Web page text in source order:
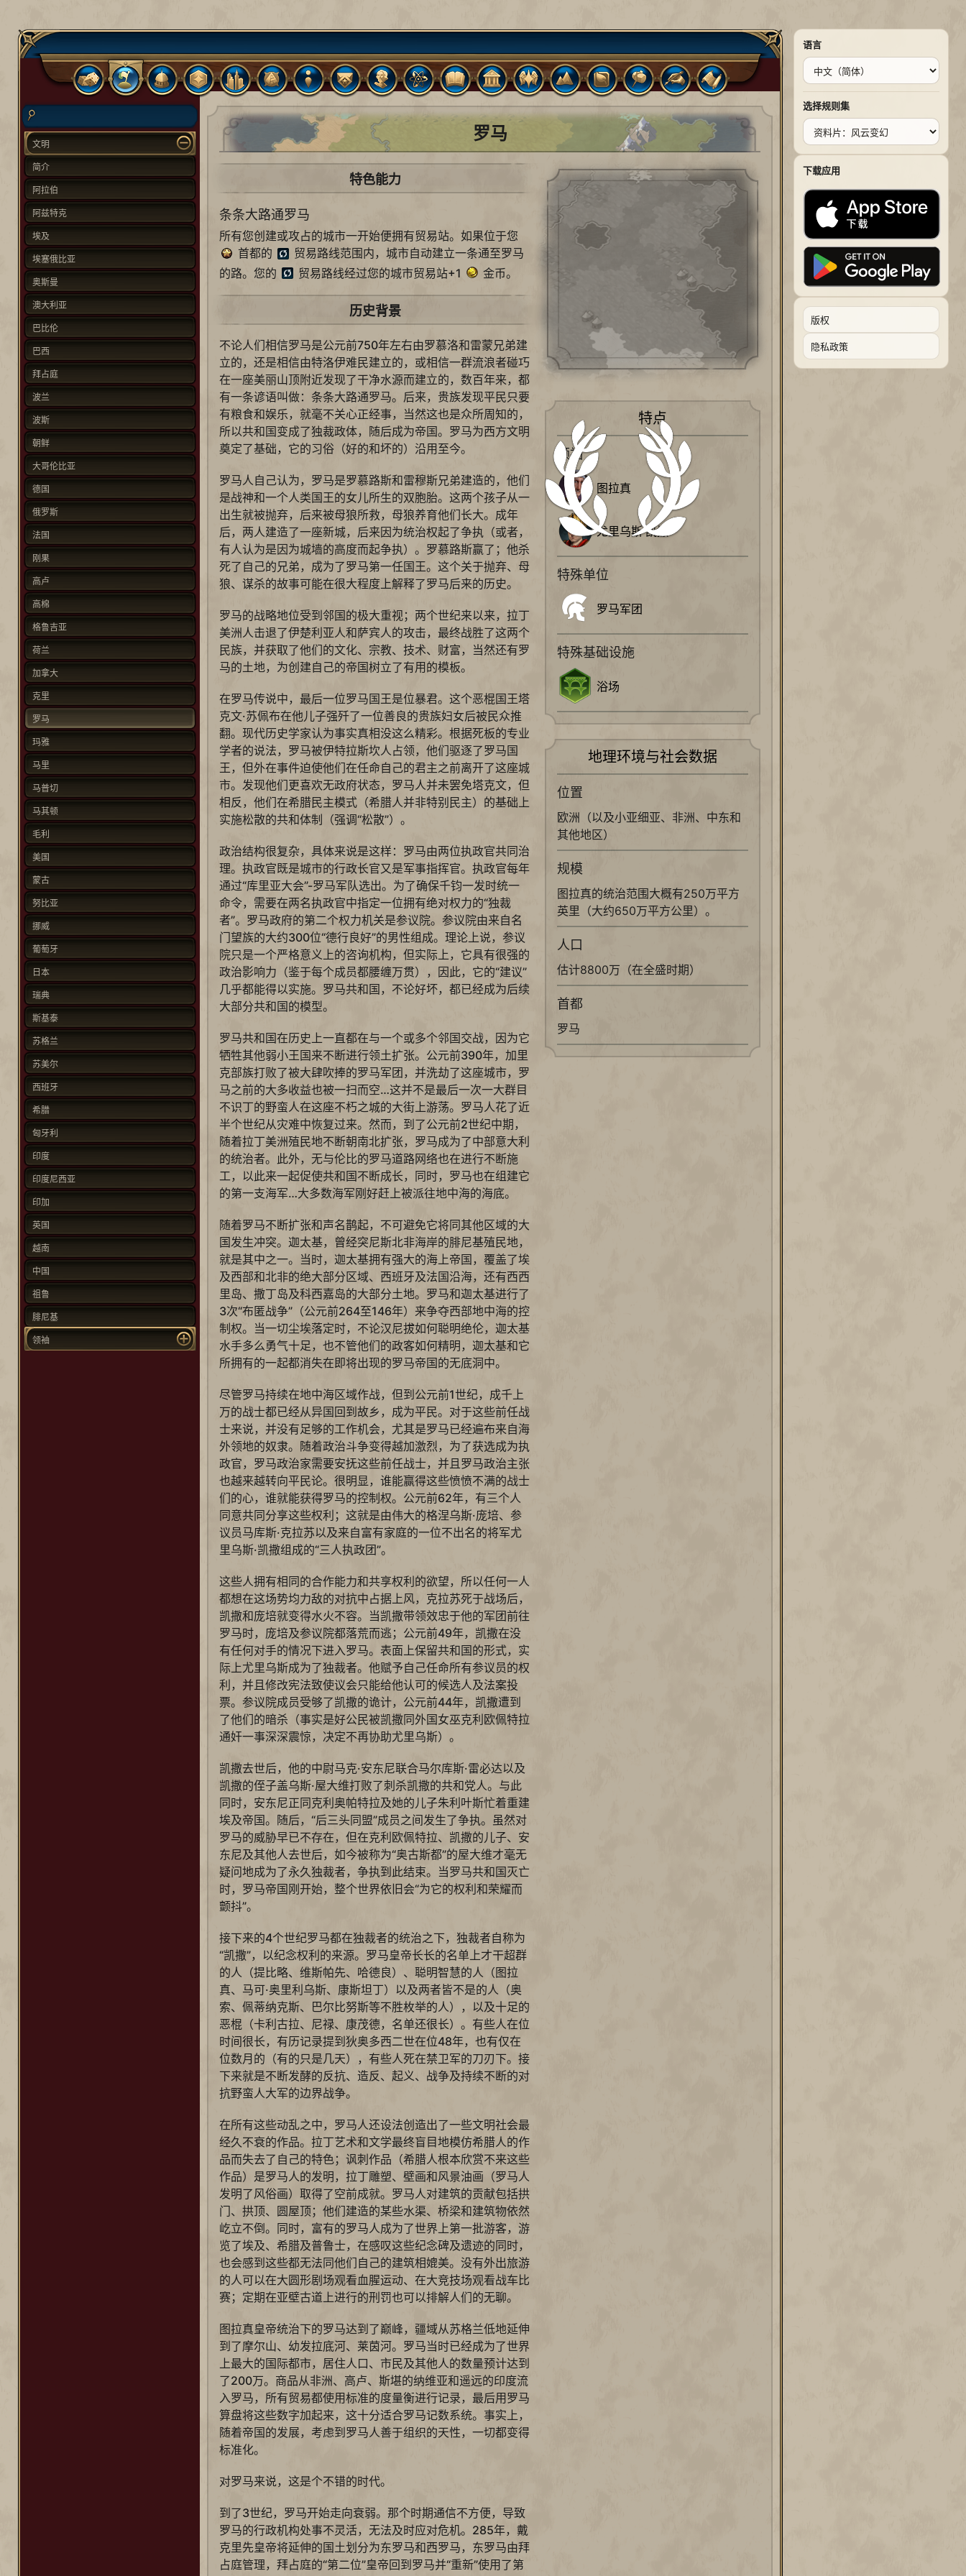
文明
简介
阿拉伯
阿兹特克
埃及
埃塞俄比亚
奥斯曼
澳大利亚
巴比伦
巴西
拜占庭
波兰
波斯
朝鲜
大哥伦比亚
德国
俄罗斯
法国
刚果
高卢
高棉
格鲁吉亚
荷兰
加拿大
克里
罗马
玛雅
马里
马普切
马其顿
毛利
美国
蒙古
努比亚
挪威
葡萄牙
日本
瑞典
斯基泰
苏格兰
苏美尔
西班牙
希腊
匈牙利
印度
印度尼西亚
印加
英国
越南
中国
祖鲁
腓尼基
领袖
罗马
特色能力
条条大路通罗马
所有您创建或攻占的城市一开始便拥有贸易站。如果位于您
首都的
贸易路线范围内，城市自动建立一条通至罗马
的路。您的
贸易路线经过您的城市贸易站+1 金币。
历史背景
不论人们相信罗马是公元前750年左右由罗慕洛和雷蒙兄弟建
立的，还是相信由特洛伊难民建立的，或相信一群流浪者碰巧
在一座美丽山顶附近发现了干净水源而建立的，数百年来，都
有一条谚语叫做：条条大路通罗马。后来，贵族发现平民只要
有粮食和娱乐，就毫不关心正经事，当然这也是众所周知的，
所以共和国变成了独裁政体，随后成为帝国。罗马为西方文明
奠定了基础，它的习俗（好的和坏的）沿用至今。
罗马人自己认为，罗马是罗慕路斯和雷穆斯兄弟建造的，他们
是战神和一个人类国王的女儿所生的双胞胎。这两个孩子从一
出生就被抛弃，后来被母狼所救，母狼养育他们长大。成年
后，两人建造了一座新城，后来因为统治权起了争执（或者，
有人认为是因为城墙的高度而起争执）。罗慕路斯赢了；他杀
死了自己的兄弟，成为了罗马第一任国王。这个关于抛弃、母
狼、谋杀的故事可能在很大程度上解释了罗马后来的历史。
罗马的战略地位受到邻国的极大重视；两个世纪来以来，拉丁
美洲人击退了伊楚利亚人和萨宾人的攻击，最终战胜了这两个
民族，并获取了他们的文化、宗教、技术、财富，当然还有罗
马的土地，为创建自己的帝国树立了有用的模板。
在罗马传说中，最后一位罗马国王是位暴君。这个恶棍国王塔
克文·苏佩布在他儿子强歼了一位善良的贵族妇女后被民众推
翻。现代历史学家认为事实真相没这么精彩。根据死板的专业
学者的说法，罗马被伊特拉斯坎人占领，他们驱逐了罗马国
王，但外在事件迫使他们在任命自己的君主之前离开了这座城
市。发现他们更喜欢无政府状态，罗马人并未罢免塔克文，但
相反，他们在希腊民主模式（希腊人并非特别民主）的基础上
实施松散的共和体制（强调“松散”）。
政治结构很复杂，具体来说是这样：罗马由两位执政官共同治
理。执政官既是城市的行政长官又是军事指挥官。执政官每年
通过“库里亚大会”-罗马军队选出。为了确保千钧一发时统一
命令，需要在两名执政官中指定一位拥有绝对权力的“独裁
者”。罗马政府的第二个权力机关是参议院。参议院由来自名
门望族的大约300位“德行良好”的男性组成。理论上说，参议
院只是一个严格意义上的咨询机构，但实际上，它具有很强的
政治影响力（鉴于每个成员都腰缠万贯），因此，它的“建议”
几乎都能得以实施。罗马共和国，不论好坏，都已经成为后续
大部分共和国的模型。
罗马共和国在历史上一直都在与一个或多个邻国交战，因为它
牺牲其他弱小王国来不断进行领土扩张。公元前390年，加里
克部族打败了被大肆吹捧的罗马军团，并洗劫了这座城市，罗
马之前的大多收益也被一扫而空…这并不是最后一次一大群目
不识丁的野蛮人在这座不朽之城的大街上游荡。罗马人花了近
半个世纪从灾难中恢复过来。然而，到了公元前2世纪中期，
随着拉丁美洲殖民地不断朝南北扩张，罗马成为了中部意大利
的统治者。此外，无与伦比的罗马道路网络也在进行不断施
工，以此来一起促使共和国不断成长，同时，罗马也在组建它
的第一支海军…大多数海军刚好赶上被派往地中海的海底。
随着罗马不断扩张和声名鹊起，不可避免它将同其他区域的大
国发生冲突。迦太基，曾经突尼斯北非海岸的腓尼基殖民地，
就是其中之一。当时，迦太基拥有强大的海上帝国，覆盖了埃
及西部和北非的绝大部分区域、西班牙及法国沿海，还有西西
里岛、撒丁岛及科西嘉岛的大部分土地。罗马和迦太基进行了
3次“布匿战争”（公元前264至146年）来争夺西部地中海的控
制权。当一切尘埃落定时，不论汉尼拔如何聪明绝伦，迦太基
水手多么勇气十足，也不管他们的政客如何精明，迦太基和它
所拥有的一起都消失在即将出现的罗马帝国的无底洞中。
尽管罗马持续在地中海区域作战，但到公元前1世纪，成千上
万的战士都已经从异国回到故乡，成为平民。对于这些前任战
士来说，并没有足够的工作机会，尤其是罗马已经遍布来自海
外领地的奴隶。随着政治斗争变得越加激烈，为了获选成为执
政官，罗马政治家需要安抚这些前任战士，并且罗马政治主张
也越来越转向平民论。很明显，谁能赢得这些愤愤不满的战士
们的心，谁就能获得罗马的控制权。公元前62年，有三个人
同意共同分享这些权利；这就是由伟大的格涅乌斯·庞培、参
议员马库斯·克拉苏以及来自富有家庭的一位不出名的将军尤
里乌斯·凯撒组成的“三人执政团”。
这些人拥有相同的合作能力和共享权利的欲望，所以任何一人
都想在这场势均力敌的对抗中占据上风，克拉苏死于战场后，
凯撒和庞培就变得水火不容。当凯撒带领效忠于他的军团前往
罗马时，庞培及参议院都落荒而逃；公元前49年，凯撒在没
有任何对手的情况下进入罗马。表面上保留共和国的形式，实
际上尤里乌斯成为了独裁者。他赋予自己任命所有参议员的权
利，并且修改宪法致使议会只能给他认可的候选人及法案投
票。参议院成员受够了凯撒的诡计，公元前44年，凯撒遭到
了他们的暗杀（事实是好公民被凯撒同外国女巫克利欧佩特拉
通奸一事深深震惊，决定不再协助尤里乌斯）。
凯撒去世后，他的中尉马克·安东尼联合马尔库斯·雷必达以及
凯撒的侄子盖乌斯·屋大维打败了刺杀凯撒的共和党人。与此
同时，安东尼正同克利奥帕特拉及她的儿子朱利叶斯忙着重建
埃及帝国。随后，“后三头同盟”成员之间发生了争执。虽然对
罗马的威胁早已不存在，但在克利欧佩特拉、凯撒的儿子、安
东尼及其他人去世后，如今被称为“奥古斯都”的屋大维才毫无
疑问地成为了永久独裁者，争执到此结束。当罗马共和国灭亡
时，罗马帝国刚开始，整个世界依旧会“为它的权利和荣耀而
颤抖”。
接下来的4个世纪罗马都在独裁者的统治之下，独裁者自称为
“凯撒”，以纪念权利的来源。罗马皇帝长长的名单上才干超群
的人（提比略、维斯帕先、哈德良）、聪明智慧的人（图拉
真、马可·奥里利乌斯、康斯坦丁）以及两者皆不是的人（奥
索、佩蒂纳克斯、巴尔比努斯等不胜枚举的人），以及十足的
恶棍（卡利古拉、尼禄、康茂德，名单还很长）。有些人在位
时间很长，有历记录提到狄奥多西二世在位48年，也有仅在
位数月的（有的只是几天），有些人死在禁卫军的刀刃下。接
下来就是不断发酵的反抗、造反、起义、战争及持续不断的对
抗野蛮人大军的边界战争。
在所有这些动乱之中，罗马人还设法创造出了一些文明社会最
经久不衰的作品。拉丁艺术和文学最终盲目地模仿希腊人的作
品而失去了自己的特色；讽刺作品（希腊人根本欣赏不来这些
作品）是罗马人的发明，拉丁雕塑、壁画和风景油画（罗马人
发明了风俗画）取得了空前成就。罗马人对建筑的贡献包括拱
门、拱顶、圆屋顶；他们建造的某些水渠、桥梁和建筑物依然
屹立不倒。同时，富有的罗马人成为了世界上第一批游客，游
览了埃及、希腊及普鲁士，在感叹这些纪念碑及遗迹的同时，
也会感到这些都无法同他们自己的建筑相媲美。没有外出旅游
的人可以在大圆形剧场观看血腥运动、在大竞技场观看战车比
赛；定期在亚壁古道上进行的刑罚也可以排解人们的无聊。
图拉真皇帝统治下的罗马达到了巅峰，疆域从苏格兰低地延伸
到了摩尔山、幼发拉底河、莱茵河。罗马当时已经成为了世界
上最大的国际都市，居住人口、市民及其他人的数量预计达到
了200万。商品从非洲、高卢、斯堪的纳维亚和遥远的印度流
入罗马，所有贸易都使用标准的度量衡进行记录，最后用罗马
算盘将这些数字加起来，这十分适合罗马记数系统。事实上，
随着帝国的发展，考虑到罗马人善于组织的天性，一切都变得
标准化。
对罗马来说，这是个不错的时代。
到了3世纪，罗马开始走向衰弱。那个时期通信不方便，导致
罗马的行政机构处事不灵活，无法及时应对危机。285年，戴
克里先皇帝将延伸的国土划分为东罗马和西罗马，东罗马由拜
占庭管理，拜占庭的“第二位”皇帝回到罗马并“重新”使用了第
特点
领袖
图拉真
尤里乌斯·凯撒
特殊单位
罗马军团
特殊基础设施
浴场
地理环境与社会数据
位置
欧洲（以及小亚细亚、非洲、中东和
其他地区）
规模
图拉真的统治范围大概有250万平方
英里（大约650万平方公里）。
人口
估计8800万（在全盛时期）
首都
罗马
语言
选择规则集
下载应用
版权
隐私政策